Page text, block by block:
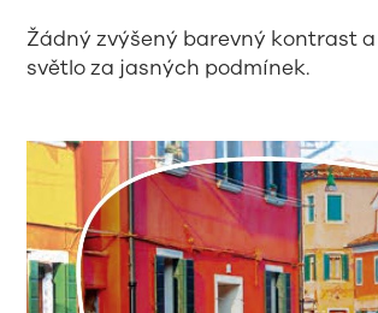
Žádný zvýšený barevný kontrast
světlo za jasných podmínek.